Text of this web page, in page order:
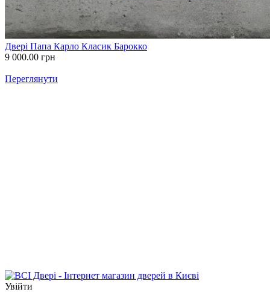
Двері Папа Карло Класик Барокко
9 000.00 грн
Переглянути
Увійти